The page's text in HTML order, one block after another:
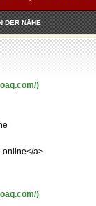
DER NÄHE
)
online</a>
)